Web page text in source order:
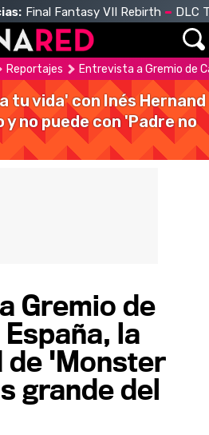
Final Fantasy VII Rebirth DLC
Reportajes Entrevista a Gremio de
tu vida' con Inés Hernand
no puede con 'Padre no
Gremio de
la
de 'Monster
grande del